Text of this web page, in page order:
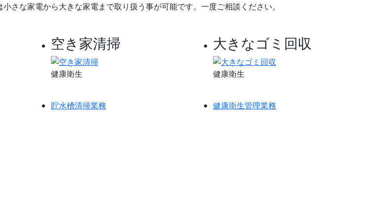
さな家電から大きな家電まで取り扱う事が可能です。一度ご相談ください。
空き家清掃
健康衛生
大きなゴミ回収
健康衛生
貯水槽清掃業務 健康衛生管理業務